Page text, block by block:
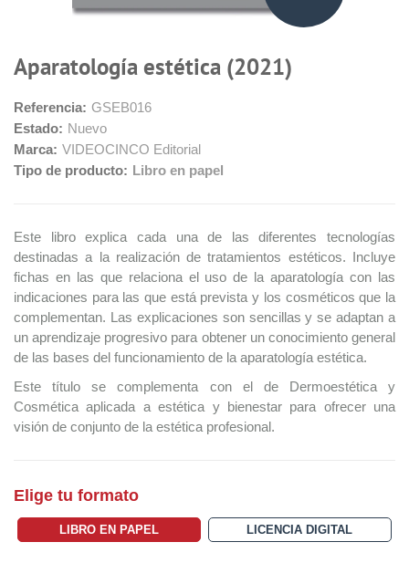
Aparatología estética (2021)
Referencia: GSEB016
Estado: Nuevo
Marca: VIDEOCINCO Editorial
Tipo de producto: Libro en papel
Este libro explica cada una de las diferentes tecnologías
destinadas a la realización de tratamientos estéticos. Incluye
fichas en las que relaciona el uso de la aparatología con las
indicaciones para las que está prevista y los cosméticos que la
complementan. Las explicaciones son sencillas y se adaptan a
un aprendizaje progresivo para obtener un conocimiento general
de las bases del funcionamiento de la aparatología estética.
Este título se complementa con el de Dermoestética y
Cosmética aplicada a estética y bienestar para ofrecer una
visión de conjunto de la estética profesional.
Elige tu formato
LIBRO EN PAPEL LICENCIA DIGITAL